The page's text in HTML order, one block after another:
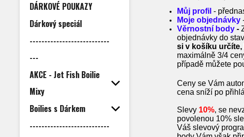
DÁRKOVÉ POUKAZY
Dárkový speciál
---------------------------
---
AKCE - Jet Fish Boilie
Mixy
Boilies s Dárkem
---------------------------
Můj profil -
Moje objednávky
Věrnostní body-
objednávky do
si v košíku
maximálně 3/4
případě můžete
Ceny se Vám
cena sníží po
Slevy 10%, se
povolenou 10%
Váš slevový